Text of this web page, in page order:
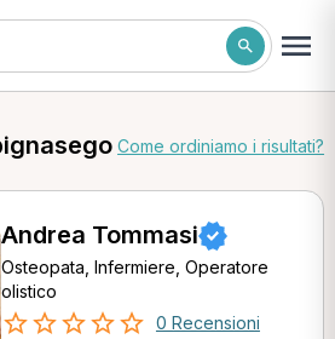
Come ordiniamo i risultati?
Andrea Tommasi
Osteopata, Infermiere, Operatore
olistico
0 Recensioni